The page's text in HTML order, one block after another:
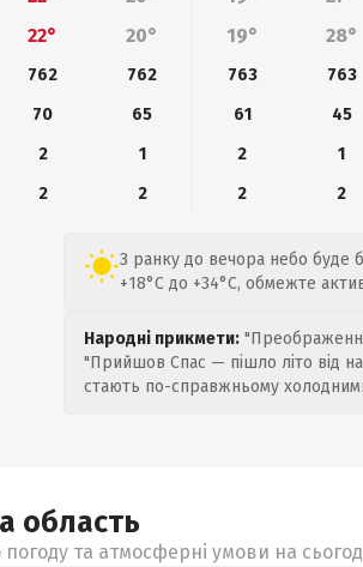
22°
20° 19° 28°
762 762 763 763
70
65 61 45
2
1 2 1
2
2 2 2
З ранку до вечора небо буде
+18°C до +34°C, обмежте
Народні прикмети:
"Прийшов Спас — пішло літо від
стають по-справжньому
область
та атмосферні умови на